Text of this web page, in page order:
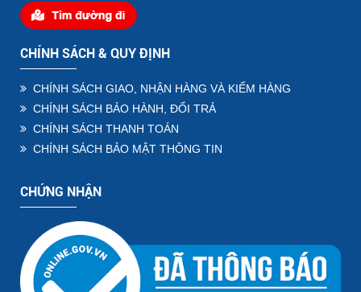
CHÍNH SÁCH & QUY ĐỊNH
CHÍNH SÁCH GIAO, NHẬN HÀNG VÀ KIỂM HÀNG
CHÍNH SÁCH BẢO HÀNH, ĐỔI TRẢ
CHÍNH SÁCH THANH TOÁN
CHÍNH SÁCH BẢO MẬT THÔNG TIN
CHỨNG NHẬN